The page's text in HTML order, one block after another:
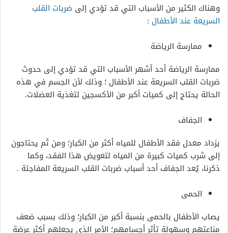
وهناك الكثير من الأسباب التي قد تؤدي إلى ضربات القلب
السريعة عند الأطفال :
ممارسة الرياضة
ممارسة الرياضة أحد أشهر الأسباب التي قد تؤدي إلى حدوث
ضربات القلب السريعة عند الأطفال ؛ وذلك لأن الجسم في هذه
الحالة يحتاج إلى كميات أكبر من الأكسجين لتغذية العضلات.
الجفاف
يزداد معدل فقد الأطفال للمياه أكثر من الكبار؛ ومن ثَم يحتاجون
إلى شرب كميات كبيرة من المياه لتعويض هذا الفقد، وكما
ذكرنا، يُعد الجفاف أحد أسباب ضربات القلب السريعة المفاجئة .
الحمى
يصاب الأطفال بالحمى بنسبة أكبر من الكبار؛ وذلك بسبب ضعف
مناعتهم وسهولة تأثر أجسامهم؛ الأمر الذي يجعلهم أكثر عرضة